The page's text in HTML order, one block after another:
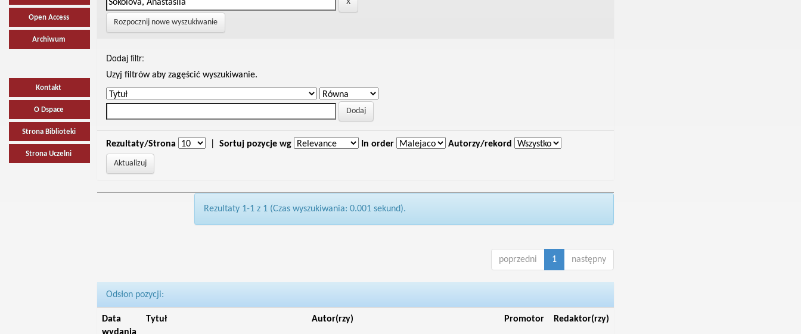
Open Access
Archiwum
Kontakt
O Dspace
Strona Biblioteki
Strona Uczelni
Rozpocznij nowe wyszukiwanie
Dodaj filtr:
Uzyj filtrów aby zagęścić wyszukiwanie.
Rezultaty/Strona Sortuj pozycje wg In order Autorzy/rekord
Rezultaty 1-1 z 1 (Czas wyszukiwania: 0.001 sekund).
poprzedni 1 następny
Odsłon pozycji:
Data
Tytuł Autor(rzy) Promotor Redaktor(rzy)